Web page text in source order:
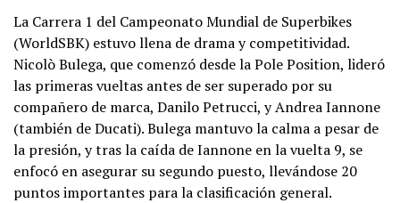
La Carrera 1 del Campeonato Mundial de Superbikes
(WorldSBK) estuvo llena de drama y competitividad.
Nicolò Bulega, que comenzó desde la Pole Position, lideró
las primeras vueltas antes de ser superado por su
compañero de marca, Danilo Petrucci, y Andrea Iannone
(también de Ducati). Bulega mantuvo la calma a pesar de
la presión, y tras la caída de Iannone en la vuelta 9, se
enfocó en asegurar su segundo puesto, llevándose 20
puntos importantes para la clasificación general.